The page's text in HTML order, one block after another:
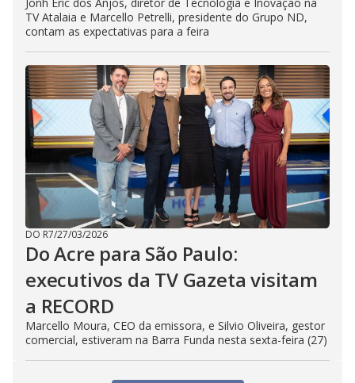
TV Atalaia e Marcello Petrelli, presidente do Grupo ND,
contam as expectativas para a feira
DO R7/27/03/2026
Do Acre para São Paulo:
executivos da TV Gazeta visitam
a RECORD
Marcello Moura, CEO da emissora, e Silvio Oliveira, gestor
comercial, estiveram na Barra Funda nesta sexta-feira (27)